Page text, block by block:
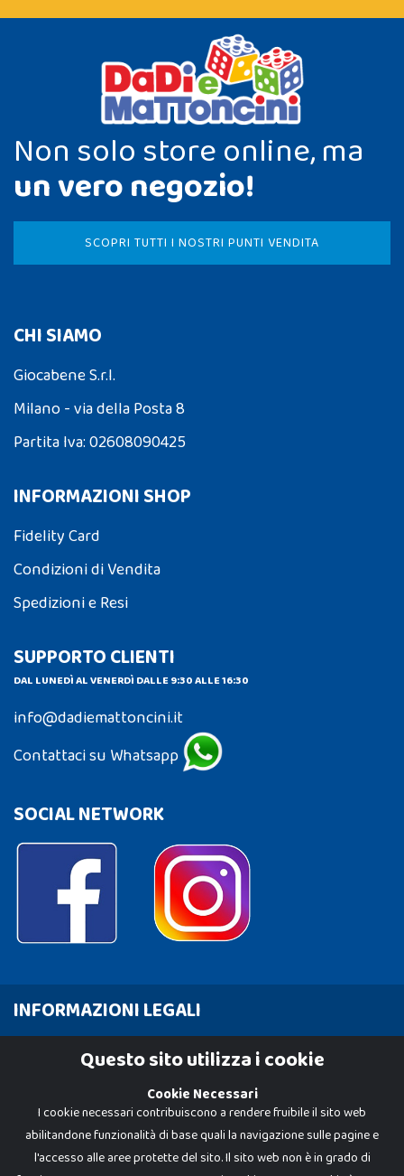
Non solo store online, ma
un vero negozio!
SCOPRI TUTTI I NOSTRI PUNTI VENDITA
CHI SIAMO
Giocabene S.r.l.
Milano - via della Posta 8
Partita Iva: 02608090425
INFORMAZIONI SHOP
Fidelity Card
Condizioni di Vendita
Spedizioni e Resi
SUPPORTO CLIENTI
DAL LUNEDÌ AL VENERDÌ DALLE 9:30 ALLE 16:30
info@dadiemattoncini.it
Contattaci su Whatsapp
SOCIAL NETWORK
INFORMAZIONI LEGALI
Cookie PolicyQuesto sito utilizza i cookie
Cookie Necessari
I cookie necessari contribuiscono a rendere fruibile il sito web
abilitandone funzionalità di base quali la navigazione sulle pagine e
l'accesso alle aree protette del sito. Il sito web non è in grado di